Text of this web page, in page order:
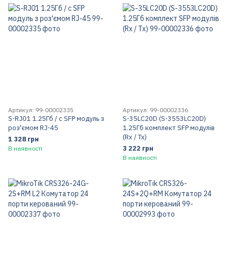
Артикул: 99-00002335
S-RJ01 1.25Гб / с SFP модуль з
роз'ємом RJ-45
1 328 грн
В наявності
Артикул: 99-00002336
S-35LC20D (S-3553LC20D)
1.25Гб комплект SFP модулів
(Rx / Tx)
3 222 грн
В наявності